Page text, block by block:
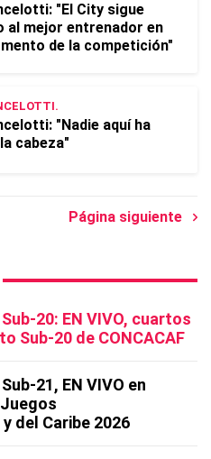
"El City sigue
al mejor entrenador en
de la competición"
"Nadie aquí ha
cabeza"
Página siguiente
20: EN VIVO, cuartos
Sub-20 de CONCACAF
21, EN VIVO en
del Caribe 2026